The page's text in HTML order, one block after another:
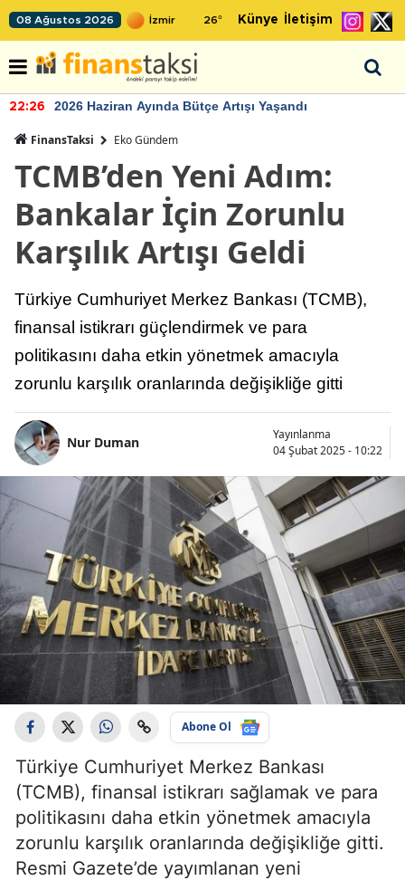
08 Ağustos 2026 26° Künye İletişim
22:26 2026 Haziran Ayında Bütçe Artışı Yaşandı
FinansTaksi Eko Gündem
TCMB’den Yeni Adım:
Bankalar İçin Zorunlu
Karşılık Artışı Geldi
Türkiye Cumhuriyet Merkez Bankası (TCMB),
finansal istikrarı güçlendirmek ve para
politikasını daha etkin yönetmek amacıyla
zorunlu karşılık oranlarında değişikliğe gitti
Nur Duman
Yayınlanma
04 Şubat 2025 - 10:22
Abone Ol
Türkiye Cumhuriyet Merkez Bankası
(TCMB), finansal istikrarı sağlamak ve para
politikasını daha etkin yönetmek amacıyla
zorunlu karşılık oranlarında değişikliğe gitti.
Resmi Gazete’de yayımlanan yeni